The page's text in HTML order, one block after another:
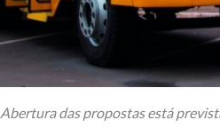
Abertura das propostas está